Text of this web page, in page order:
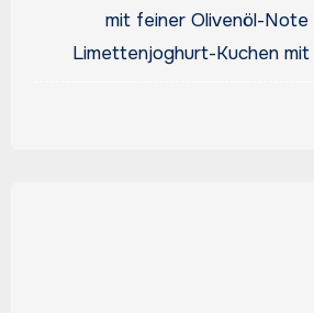
mit feiner Olivenöl-Note
Limettenjoghurt-Kuchen